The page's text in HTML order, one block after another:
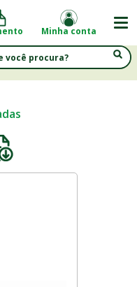
Minha conta